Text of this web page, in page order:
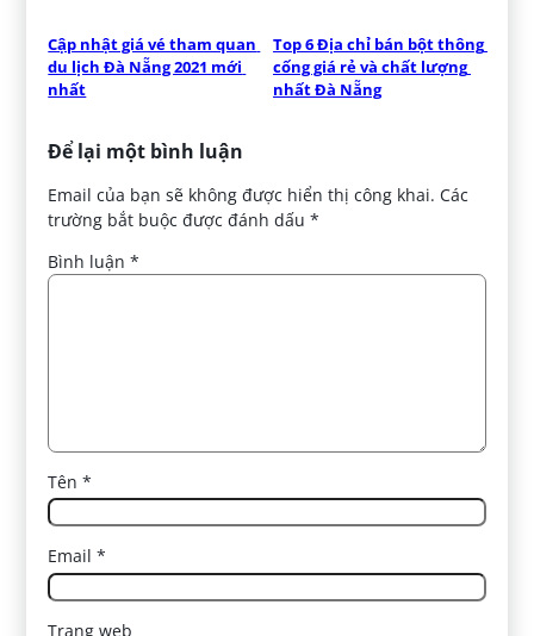
Cập nhật giá vé tham quan
du lịch Đà Nẵng 2021 mới
nhất
Top 6 Địa chỉ bán bột thông
cống giá rẻ và chất lượng
nhất Đà Nẵng
Để lại một bình luận
Email của bạn sẽ không được hiển thị công khai. Các
trường bắt buộc được đánh dấu*
Bình luận*
Tên*
Email*
Trang web